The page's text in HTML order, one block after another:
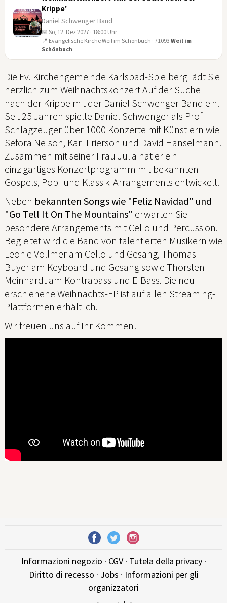
Krippe'
Daniel Schwenger Band
📅 So, 12. Dez 2027 · 18:00 Uhr
📍 Evangelische Kirche Weil im Schönbuch · 71093 Weil im
Schönbuch
Die Ev. Kirchengemeinde Karlsbad-Spielberg lädt Sie
herzlich zum Weihnachtskonzert Auf der Suche
nach der Krippe mit der Daniel Schwenger Band ein.
Seit 25 Jahren spielte Daniel Schwenger als Profi-
Schlagzeuger über 1000 Konzerte mit Künstlern wie
Sefora Nelson, Karl Frierson und David Hanselmann.
Zusammen mit seiner Frau Julia hat er ein
einzigartiges Konzertprogramm mit bekannten
Gospels, Pop- und Klassik-Arrangements entwickelt.
Neben bekannten Songs wie "Feliz Navidad" und
"Go Tell It On The Mountains" erwarten Sie
besondere Arrangements mit Cello und Percussion.
Begleitet wird die Band von talentierten Musikern wie
Leonie Vollmer am Cello und Gesang, Thomas
Buyer am Keyboard und Gesang sowie Thorsten
Meinhardt am Kontrabass und E-Bass. Die neu
erschienene Weihnachts-EP ist auf allen Streaming-
Plattformen erhältlich.
Wir freuen uns auf Ihr Kommen!
Informazioni negozio · CGV· Tutela della privacy·
Diritto di recesso · Jobs · Informazioni per gli
organizzatori